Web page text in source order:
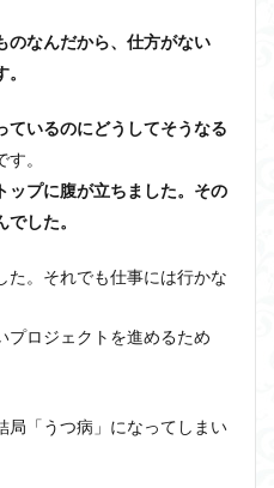
のなんだから、仕方がない
ているのにどうしてそうなる
。
ップに腹が立ちました。その
した。
た。それでも仕事には行かな
プロジェクトを進めるため
局「うつ病」になってしまい